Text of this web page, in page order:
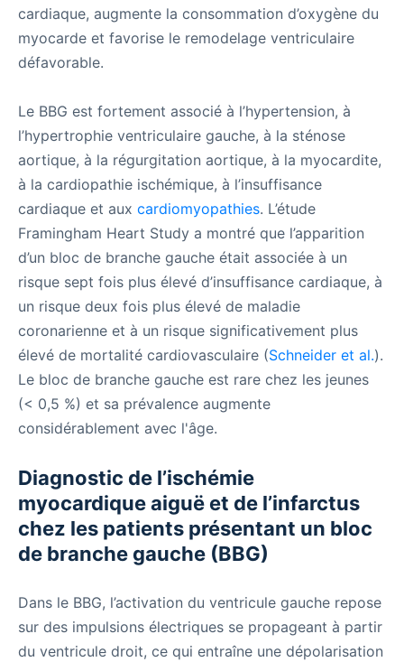
cardiaque, augmente la consommation d’oxygène du
myocarde et favorise le remodelage ventriculaire
défavorable.
Le BBG est fortement associé à l’hypertension, à
l’hypertrophie ventriculaire gauche, à la sténose
aortique, à la régurgitation aortique, à la myocardite,
à la cardiopathie ischémique, à l’insuffisance
cardiaque et aux cardiomyopathies. L’étude
Framingham Heart Study a montré que l’apparition
d’un bloc de branche gauche était associée à un
risque sept fois plus élevé d’insuffisance cardiaque, à
un risque deux fois plus élevé de maladie
coronarienne et à un risque significativement plus
élevé de mortalité cardiovasculaire (Schneider et al.).
Le bloc de branche gauche est rare chez les jeunes
(< 0,5 %) et sa prévalence augmente
considérablement avec l'âge.
Diagnostic de l’ischémie
myocardique aiguë et de l’infarctus
chez les patients présentant un bloc
de branche gauche (BBG)
Dans le BBG, l’activation du ventricule gauche repose
sur des impulsions électriques se propageant à partir
du ventricule droit, ce qui entraîne une dépolarisation